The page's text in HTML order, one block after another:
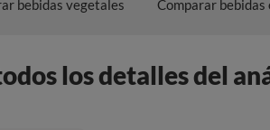
bebidas vegetales Comparar bebidas
los detalles del